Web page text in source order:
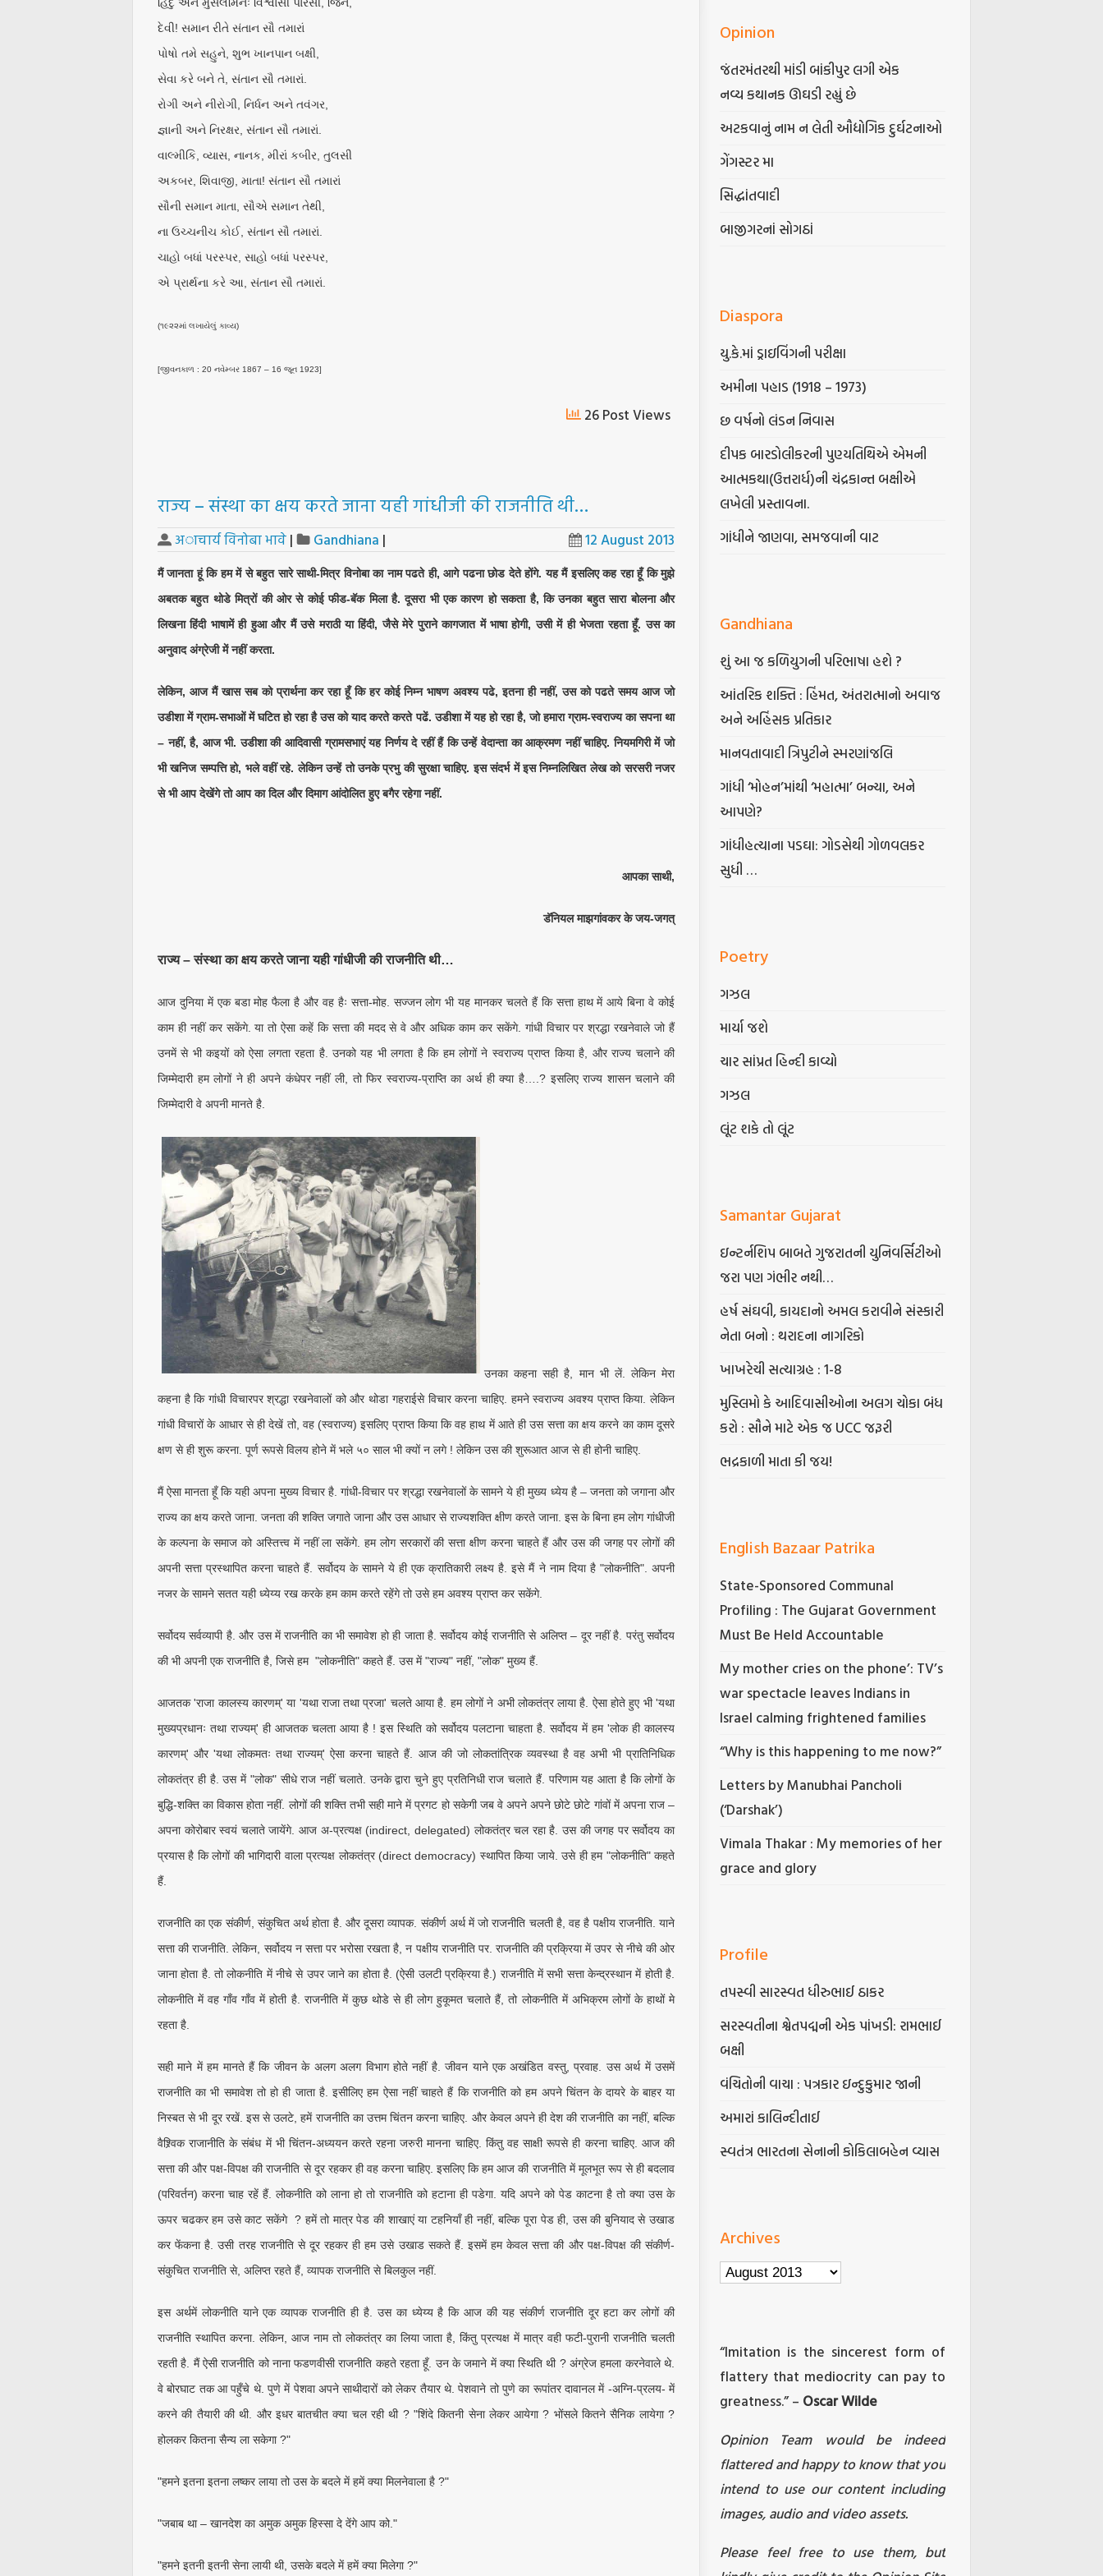
દેવી! સમાન રીતે સંતાન સૌ તમારાં
પોષો તમે સહુને, શુભ ખાનપાન બક્ષી,
સેવા કરે બને તે, સંતાન સૌ તમારાં.
રોગી અને નીરોગી, નિર્ધન અને તવંગર,
જ્ઞાની અને નિરક્ષર, સંતાન સૌ તમારાં.
વાલ્મીકિ, વ્યાસ, નાનક, મીરાં કબીર, તુલસી
અકબર, શિવાજી, માતા! સંતાન સૌ તમારાં
સૌની સમાન માતા, સૌએ સમાન તેથી,
ના ઉચ્ચનીચ કોઈ, સંતાન સૌ તમારાં.
ચાહો બધાં પરસ્પર, સાહો બધાં પરસ્પર,
એ પ્રાર્થના કરે આ, સંતાન સૌ તમારાં.
(૧૯૨૨માં લખાયેલું કાવ્ય)
[જીવનકાળ : 20 નવેમ્બર 1867 – 16 જૂન 1923]
26 Post Views
राज्य – संस्था का क्षय करते जाना यही गांधीजी की राजनीति थी…
अाचार्य विनोबा भावे | Gandhiana | 12 August 2013
मैं जानता हूं कि हम में से बहुत सारे साथी-मित्र विनोबा का नाम पढते ही, आगे पढना छोड देते होंगे. यह मैं इसलिए कह रहा हूँ कि मुझे
अबतक बहुत थोडे मित्रों की ओर से कोई फीड-बॅक मिला है. दूसरा भी एक कारण हो सकता है, कि उनका बहुत सारा बोलना और
लिखना हिंदी भाषामें ही हुआ और मैं उसे मराठी या हिंदी, जैसे मेरे पुराने कागजात में भाषा होगी, उसी में ही भेजता रहता हूँ. उस का
अनुवाद अंग्रेजी में नहीं करता.
लेकिन, आज मैं खास सब को प्रार्थना कर रहा हूँ कि हर कोई निम्न भाषण अवश्य पढे, इतना ही नहीं, उस को पढते समय आज जो
उडीशा में ग्राम-सभाओं में घटित हो रहा है उस को याद करते करते पढें. उडीशा में यह हो रहा है, जो हमारा ग्राम-स्वराज्य का सपना था
– नहीं, है, आज भी. उडीशा की आदिवासी ग्रामसभाएं यह निर्णय दे रहीं हैं कि उन्हें वेदान्ता का आक्रमण नहीं चाहिए. नियमगिरी में जो
भी खनिज सम्पत्ति हो, भले वहीं रहे. लेकिन उन्हें तो उनके प्रभु की सुरक्षा चाहिए. इस संदर्भ में इस निम्नलिखित लेख को सरसरी नजर
से भी आप देखेंगे तो आप का दिल और दिमाग आंदोलित हुए बगैर रहेगा नहीं.
आपका साथी,
डॅनियल माझगांवकर के जय-जगत्
राज्य – संस्था का क्षय करते जाना यही गांधीजी की राजनीति थी…
आज दुनिया में एक बडा मोह फैला है और वह हैः सत्ता-मोह. सज्जन लोग भी यह मानकर चलते हैं कि सत्ता हाथ में आये बिना वे कोई
काम ही नहीं कर सकेंगे. या तो ऐसा कहें कि सत्ता की मदद से वे और अधिक काम कर सकेंगे. गांधी विचार पर श्रद्धा रखनेवाले जो हैं
उनमें से भी कइयों को ऐसा लगता रहता है. उनको यह भी लगता है कि हम लोगों ने स्वराज्य प्राप्त किया है, और राज्य चलाने की
जिम्मेदारी हम लोगों ने ही अपने कंधेपर नहीं ली, तो फिर स्वराज्य-प्राप्ति का अर्थ ही क्या है….? इसलिए राज्य शासन चलाने की
जिम्मेदारी वे अपनी मानते है.
उनका कहना सही है, मान भी लें. लेकिन मेरा
कहना है कि गांधी विचारपर श्रद्धा रखनेवालों को और थोडा गहराईसे विचार करना चाहिए. हमने स्वराज्य अवश्य प्राप्त किया. लेकिन
गांधी विचारों के आधार से ही देखें तो, वह (स्वराज्य) इसलिए प्राप्त किया कि वह हाथ में आते ही उस सत्ता का क्षय करने का काम दूसरे
क्षण से ही शुरू करना. पूर्ण रूपसे विलय होने में भले ५० साल भी क्यों न लगे ! लेकिन उस की शुरूआत आज से ही होनी चाहिए.
मैं ऐसा मानता हूँ कि यही अपना मुख्य विचार है. गांधी-विचार पर श्रद्धा रखनेवालों के सामने ये ही मुख्य ध्येय है – जनता को जगाना और
राज्य का क्षय करते जाना. जनता की शक्ति जगाते जाना और उस आधार से राज्यशक्ति क्षीण करते जाना. इस के बिना हम लोग गांधीजी
के कल्पना के समाज को अस्तित्त्व में नहीं ला सकेंगे. हम लोग सरकारों की सत्ता क्षीण करना चाहते हैं और उस की जगह पर लोगों की
अपनी सत्ता प्रस्थापित करना चाहते हैं. सर्वोदय के सामने ये ही एक क्रातिकारी लक्ष्य है. इसे मैं ने नाम दिया है "लोकनीति". अपनी
नजर के सामने सतत यही ध्येय्य रख करके हम काम करते रहेंगे तो उसे हम अवश्य प्राप्त कर सकेंगे.
सर्वोदय सर्वव्यापी है. और उस में राजनीति का भी समावेश हो ही जाता है. सर्वोदय कोई राजनीति से अलिप्त – दूर नहीं है. परंतु सर्वोदय
की भी अपनी एक राजनीति है, जिसे हम "लोकनीति" कहते हैं. उस में "राज्य" नहीं, "लोक" मुख्य हैं.
आजतक 'राजा कालस्य कारणम्' या 'यथा राजा तथा प्रजा' चलते आया है. हम लोगों ने अभी लोकतंत्र लाया है. ऐसा होते हुए भी 'यथा
मुख्यप्रधानः तथा राज्यम्' ही आजतक चलता आया है ! इस स्थिति को सर्वोदय पलटाना चाहता है. सर्वोदय में हम 'लोक ही कालस्य
कारणम्' और 'यथा लोकमतः तथा राज्यम्' ऐसा करना चाहते हैं. आज की जो लोकतांत्रिक व्यवस्था है वह अभी भी प्रातिनिधिक
लोकतंत्र ही है. उस में "लोक" सीधे राज नहीं चलाते. उनके द्वारा चुने हुए प्रतिनिधी राज चलाते हैं. परिणाम यह आता है कि लोगों के
बुद्धि-शक्ति का विकास होता नहीं. लोगों की शक्ति तभी सही माने में प्रगट हो सकेगी जब वे अपने अपने छोटे छोटे गांवों में अपना राज –
अपना कोरोबार स्वयं चलाते जायेंगे. आज अ-प्रत्यक्ष (indirect, delegated) लोकतंत्र चल रहा है. उस की जगह पर सर्वोदय का
प्रयास है कि लोगों की भागिदारी वाला प्रत्यक्ष लोकतंत्र (direct democracy) स्थापित किया जाये. उसे ही हम "लोकनीति" कहते
हैं.
राजनीति का एक संकीर्ण, संकुचित अर्थ होता है. और दूसरा व्यापक. संकीर्ण अर्थ में जो राजनीति चलती है, वह है पक्षीय राजनीति. याने
सत्ता की राजनीति. लेकिन, सर्वोदय न सत्ता पर भरोसा रखता है, न पक्षीय राजनीति पर. राजनीति की प्रक्रिया में उपर से नीचे की ओर
जाना होता है. तो लोकनीति में नीचे से उपर जाने का होता है. (ऐसी उलटी प्रक्रिया है.) राजनीति में सभी सत्ता केन्द्रस्थान में होती है.
लोकनीति में वह गाँव गाँव में होती है. राजनीति में कुछ थोडे से ही लोग हुकूमत चलाते हैं, तो लोकनीति में अभिक्रम लोगों के हाथों मे
रहता है.
सही माने में हम मानते हैं कि जीवन के अलग अलग विभाग होते नहीं है. जीवन याने एक अखंडित वस्तु, प्रवाह. उस अर्थ में उसमें
राजनीति का भी समावेश तो हो ही जाता है. इसीलिए हम ऐसा नहीं चाहते हैं कि राजनीति को हम अपने चिंतन के दायरे के बाहर या
निस्बत से भी दूर रखें. इस से उलटे, हमें राजनीति का उत्तम चिंतन करना चाहिए. और केवल अपने ही देश की राजनीति का नहीं, बल्कि
वैश्र्विक राजानीति के संबंध में भी चिंतन-अध्ययन करते रहना जरुरी मानना चाहिए. किंतु वह साक्षी रूपसे ही करना चाहिए. आज की
सत्ता की और पक्ष-विपक्ष की राजनीति से दूर रहकर ही वह करना चाहिए. इसलिए कि हम आज की राजनीति में मूलभूत रूप से ही बदलाव
(परिवर्तन) करना चाह रहें हैं. लोकनीति को लाना हो तो राजनीति को हटाना ही पडेगा. यदि अपने को पेड काटना है तो क्या उस के
ऊपर चढकर हम उसे काट सकेंगे ? हमें तो मात्र पेड की शाखाएं या टहनियाँ ही नहीं, बल्कि पूरा पेड ही, उस की बुनियाद से उखाड
कर फेंकना है. उसी तरह राजनीति से दूर रहकर ही हम उसे उखाड सकते हैं. इसमें हम केवल सत्ता की और पक्ष-विपक्ष की संकीर्ण-
संकुचित राजनीति से, अलिप्त रहते हैं, व्यापक राजनीति से बिलकुल नहीं.
इस अर्थमें लोकनीति याने एक व्यापक राजनीति ही है. उस का ध्येय्य है कि आज की यह संकीर्ण राजनीति दूर हटा कर लोगों की
राजनीति स्थापित करना. लेकिन, आज नाम तो लोकतंत्र का लिया जाता है, किंतु प्रत्यक्ष में मात्र वही फटी-पुरानी राजनीति चलती
रहती है. मैं ऐसी राजनीति को नाना फडणवीसी राजनीति कहते रहता हूँ. उन के जमाने में क्या स्थिति थी ? अंग्रेज हमला करनेवाले थे.
वे बोरघाट तक आ पहुँचे थे. पुणे में पेशवा अपने साथीदारों को लेकर तैयार थे. पेशवाने तो पुणे का रूपांतर दावानल में -अग्नि-प्रलय- में
करने की तैयारी की थी. और इधर बातचीत क्या चल रही थी ? "शिंदे कितनी सेना लेकर आयेगा ? भोंसले कितने सैनिक लायेगा ?
होलकर कितना सैन्य ला सकेगा ?"
"हमने इतना इतना लष्कर लाया तो उस के बदले में हमें क्या मिलनेवाला है ?"
"जबाब था – खानदेश का अमुक अमुक हिस्सा दे देंगे आप को."
"हमने इतनी इतनी सेना लायी थी, उसके बदले में हमें क्या मिलेगा ?"
Opinion
જંતરમંતરથી માંડી બાંકીપુર લગી એક
નવ્ય કથાનક ઊઘડી રહ્યું છે
અટકવાનું નામ ન લેતી ઔદ્યોગિક દુર્ઘટનાઓ
ગેંગસ્ટર મા
સિદ્ધાંતવાદી
બાજીગરનાં સોગઠાં
Diaspora
યુ.કે.માં ડ્રાઇવિંગની પરીક્ષા
અમીના પહાડ (1918 – 1973)
છ વર્ષનો લંડન નિવાસ
દીપક બારડોલીકરની પુણ્યતિથિએ એમની
આત્મકથા(ઉત્તરાર્ધ)ની ચંદ્રકાન્ત બક્ષીએ
લખેલી પ્રસ્તાવના.
ગાંધીને જાણવા, સમજવાની વાટ
Gandhiana
શું આ જ કળિયુગની પરિભાષા હશે ?
આંતરિક શક્તિ : હિંમત, અંતરાત્માનો અવાજ
અને અહિંસક પ્રતિકાર
માનવતાવાદી ત્રિપુટીને સ્મરણાંજલિ
ગાંધી ‘મોહન’માંથી ‘મહાત્મા’ બન્યા, અને
આપણે?
ગાંધીહત્યાના પડઘા: ગોડસેથી ગોળવલકર
સુધી …
Poetry
ગઝલ
માર્યા જશે
ચાર સાંપ્રત હિન્દી કાવ્યો
ગઝલ
લૂંટ શકે તો લૂંટ
Samantar Gujarat
ઇન્ટર્નશિપ બાબતે ગુજરાતની યુનિવર્સિટીઓ
જરા પણ ગંભીર નથી…
હર્ષ સંઘવી, કાયદાનો અમલ કરાવીને સંસ્કારી
નેતા બનો : થરાદના નાગરિકો
ખાખરેચી સત્યાગ્રહ : 1-8
મુસ્લિમો કે આદિવાસીઓના અલગ ચોકા બંધ
કરો : સૌને માટે એક જ UCC જરૂરી
ભદ્રકાળી માતા કી જય!
English Bazaar Patrika
State-Sponsored Communal
Profiling : The Gujarat Government
Must Be Held Accountable
My mother cries on the phone’: TV’s
war spectacle leaves Indians in
Israel calming frightened families
“Why is this happening to me now?”
Letters by Manubhai Pancholi
(‘Darshak’)
Vimala Thakar : My memories of her
grace and glory
Profile
તપસ્વી સારસ્વત ધીરુભાઈ ઠાકર
સરસ્વતીના શ્વેતપદ્મની એક પાંખડી: રામભાઈ
બક્ષી
વંચિતોની વાચા : પત્રકાર ઇન્દુકુમાર જાની
અમારાં કાલિન્દીતાઈ
સ્વતંત્ર ભારતના સેનાની કોકિલાબહેન વ્યાસ
Archives
Archives
“Imitation is the sincerest form of
flattery that mediocrity can pay to
greatness.” – Oscar Wilde
Opinion Team would be indeed
flattered and happy to know that you
intend to use our content including
images, audio and video assets.
Please feel free to use them, but